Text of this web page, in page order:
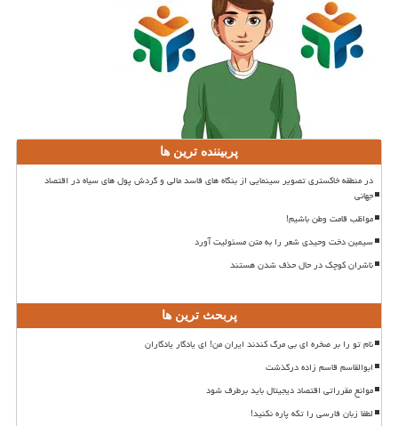
پربیننده ترین ها
در منطقه خاکستری تصویر سینمایی از بنگاه های فاسد مالی و گردش پول های سیاه در اقتصاد
جهانی
مواظب قامت وطن باشیم!
سیمین دخت وحیدی شعر را به متن مسئولیت آورد
ناشران کوچک در حال حذف شدن هستند
پربحث ترین ها
نام تو را بر صخره ای بی مرگ کندند ایران من! ای یادگار یادگاران
ابوالقاسم قاسم زاده درگذشت
موانع مقرراتی اقتصاد دیجیتال باید برطرف شود
لطفا زبان فارسی را تکه پاره نکنید!